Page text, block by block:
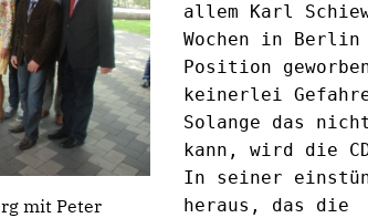
mit Peter
allem Karl
Wochen in
Position
keinerlei
Solange das
kann, wird die
In seiner
heraus, das die